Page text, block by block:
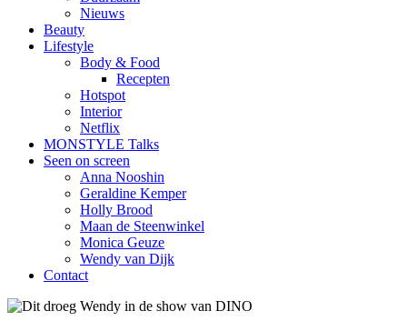
Nieuws
Beauty
Lifestyle
Body & Food
Recepten
Hotspot
Interior
Netflix
MONSTYLE Talks
Seen on screen
Anna Nooshin
Geraldine Kemper
Holly Brood
Maan de Steenwinkel
Monica Geuze
Wendy van Dijk
Contact